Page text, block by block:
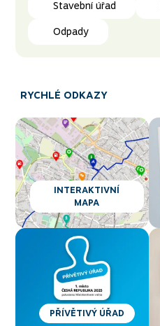
Stavební úřad
Odpady
RYCHLÉ ODKAZY
INTERAKTIVNÍ
MAPA
PŘÍVĚTIVÝ ÚŘAD